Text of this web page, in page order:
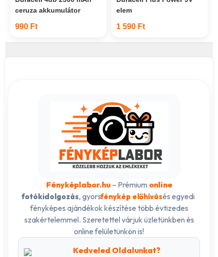
ceruza akkumulátor
990 Ft
elem
1 590 Ft
Fényképlabor.hu– Prémium online
fotókidolgozás, gyorsfénykép előhívásés egyedi
fényképes ajándékok készítése több évtizedes
szakértelemmel. Szeretettel várjuk üzletünkben és
online felületünkön is!
Kedveled Oldalunkat?